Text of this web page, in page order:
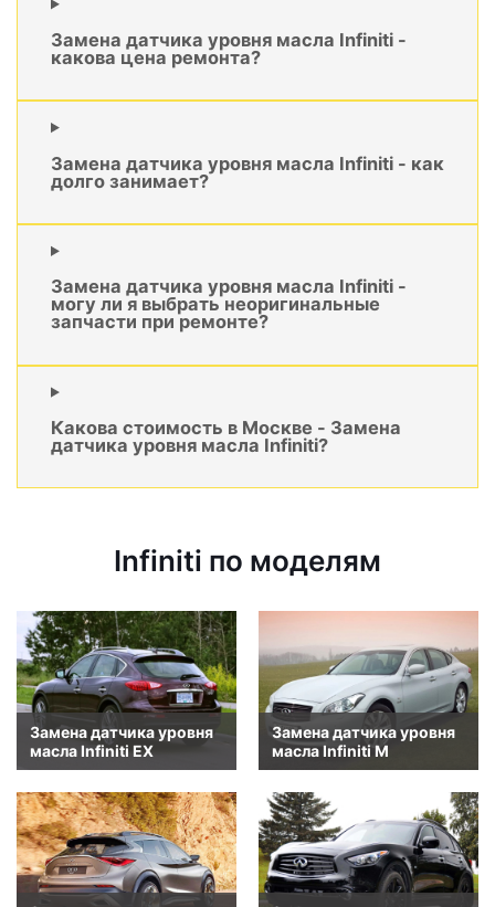
Замена датчика уровня масла Infiniti -
какова цена ремонта?
Замена датчика уровня масла Infiniti - как
долго занимает?
Замена датчика уровня масла Infiniti -
могу ли я выбрать неоригинальные
запчасти при ремонте?
Какова стоимость в Москве - Замена
датчика уровня масла Infiniti?
Infiniti по моделям
Замена датчика уровня
масла Infiniti EX
Замена датчика уровня
масла Infiniti M